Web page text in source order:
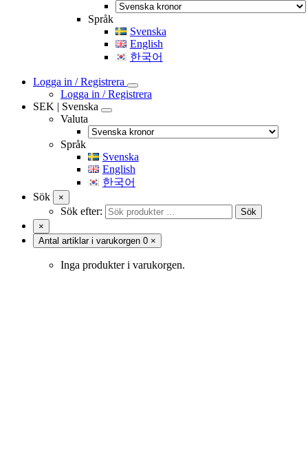
Språk
Svenska
English
한국어
Logga in / Registrera
Logga in / Registrera
SEK | Svenska
Valuta
Språk
Svenska
English
한국어
Sök
×
Sök efter:
Sök
×
Antal artiklar i varukorgen 0 ×
Inga produkter i varukorgen.